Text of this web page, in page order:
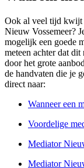
Ook al veel tijd kwijt
Nieuw Vossemeer?
mogelijk een goede
meteen achter dat
door het grote
de handvaten die je
direct naar:
Wanneer een
Voordelige
Mediator
Mediator